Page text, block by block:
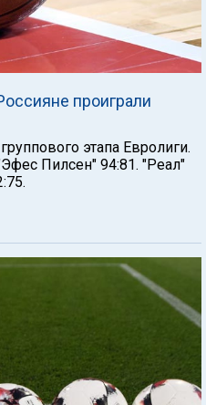
проиграли
этапа Евролиги.
Пилсен" 94:81. "Реал"